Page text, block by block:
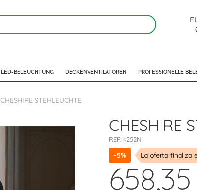
LED-BELEUCHTUNG DECKENVENTILATOREN PROFESSIONELLE
CHESHIRE STEHLEUCHTE
CHESHIRE
REF: 4252N
-5% La oferta finaliza